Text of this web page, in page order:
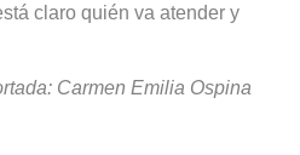
claro quién va atender y
Carmen Emilia Ospina